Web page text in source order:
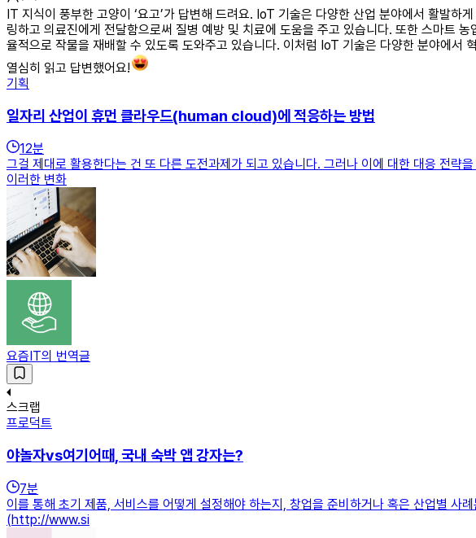
IT 지식이 풍부한 고양이 ‘요고’가 답변해 드려요. IoT 기술은 다양한 산업 분야에서 활발
링하고 의료진에게 전달함으로써 질병 예방 및 치료에 도움을 주고 있습니다. 또한 스마트
율적으로 작물을 재배할 수 있도록 도와주고 있습니다. 이처럼 IoT 기술은 다양한 분야에서
열심히 읽고 답변했어요!
기획
일자리 산업이 휴먼 클라우드(human cloud)에 적응하는 방법
12분
그걸 제대로 활용한다는 건 또 다른 도전과제가 되고 있습니다. 그러나 이에 대한 대응 전략
이러한 변화
요즘IT의 번역글
스크랩
프로덕트
야놀자vs여기어때, 국내 숙박 앱 강자는?
7분
이를 통해 초기 제품, 서비스를 어떻게 설정해야 하는지, 창업을 준비하거나 혹은 산업별
(http://www.si